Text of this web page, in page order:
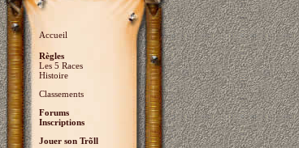
Accueil
Règles
Les 5 Races
Histoire
Classements
Forums
Inscriptions
Jouer son Trõll